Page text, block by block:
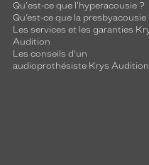
Qu'est-ce que l'hyperacousie ?
Qu’est-ce que la presbyacousie
Les services et les garanties
Audition
Les conseils d'un
audioprothésiste Krys Audition